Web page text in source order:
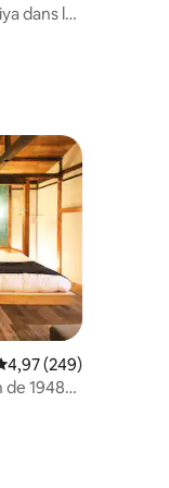
: 4,92 sur 5
dans le
appréciés
moyenne
4,97 (249)
de 1948